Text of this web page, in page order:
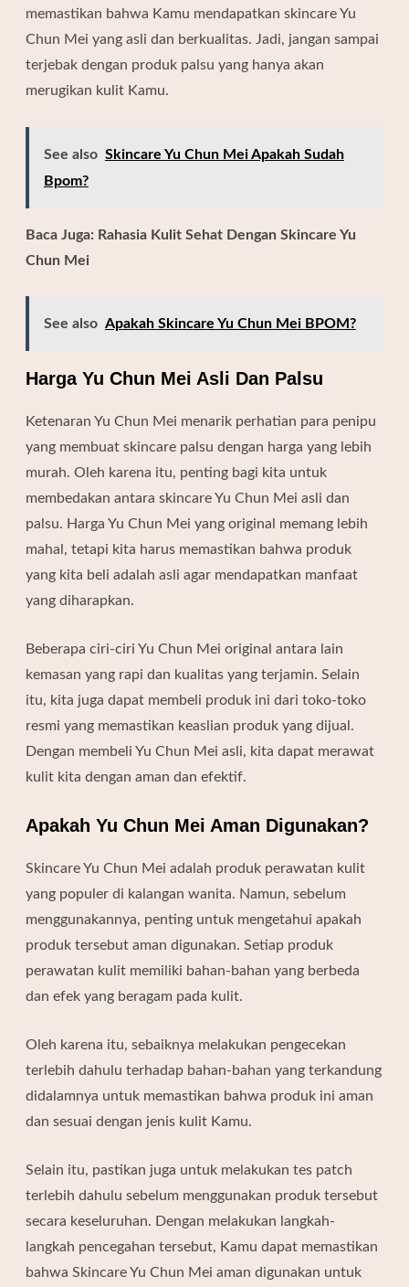
memastikan bahwa Kamu mendapatkan skincare Yu
Chun Mei yang asli dan berkualitas. Jadi, jangan sampai
terjebak dengan produk palsu yang hanya akan
merugikan kulit Kamu.
See also Skincare Yu Chun Mei Apakah Sudah
Bpom?
Baca Juga: Rahasia Kulit Sehat Dengan Skincare Yu
Chun Mei
See also Apakah Skincare Yu Chun Mei BPOM?
Harga Yu Chun Mei Asli Dan Palsu
Ketenaran Yu Chun Mei menarik perhatian para penipu
yang membuat skincare palsu dengan harga yang lebih
murah. Oleh karena itu, penting bagi kita untuk
membedakan antara skincare Yu Chun Mei asli dan
palsu. Harga Yu Chun Mei yang original memang lebih
mahal, tetapi kita harus memastikan bahwa produk
yang kita beli adalah asli agar mendapatkan manfaat
yang diharapkan.
Beberapa ciri-ciri Yu Chun Mei original antara lain
kemasan yang rapi dan kualitas yang terjamin. Selain
itu, kita juga dapat membeli produk ini dari toko-toko
resmi yang memastikan keaslian produk yang dijual.
Dengan membeli Yu Chun Mei asli, kita dapat merawat
kulit kita dengan aman dan efektif.
Apakah Yu Chun Mei Aman Digunakan?
Skincare Yu Chun Mei adalah produk perawatan kulit
yang populer di kalangan wanita. Namun, sebelum
menggunakannya, penting untuk mengetahui apakah
produk tersebut aman digunakan. Setiap produk
perawatan kulit memiliki bahan-bahan yang berbeda
dan efek yang beragam pada kulit.
Oleh karena itu, sebaiknya melakukan pengecekan
terlebih dahulu terhadap bahan-bahan yang terkandung
didalamnya untuk memastikan bahwa produk ini aman
dan sesuai dengan jenis kulit Kamu.
Selain itu, pastikan juga untuk melakukan tes patch
terlebih dahulu sebelum menggunakan produk tersebut
secara keseluruhan. Dengan melakukan langkah-
langkah pencegahan tersebut, Kamu dapat memastikan
bahwa Skincare Yu Chun Mei aman digunakan untuk